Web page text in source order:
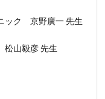
ック 京野廣一 先生
松山毅彦 先生